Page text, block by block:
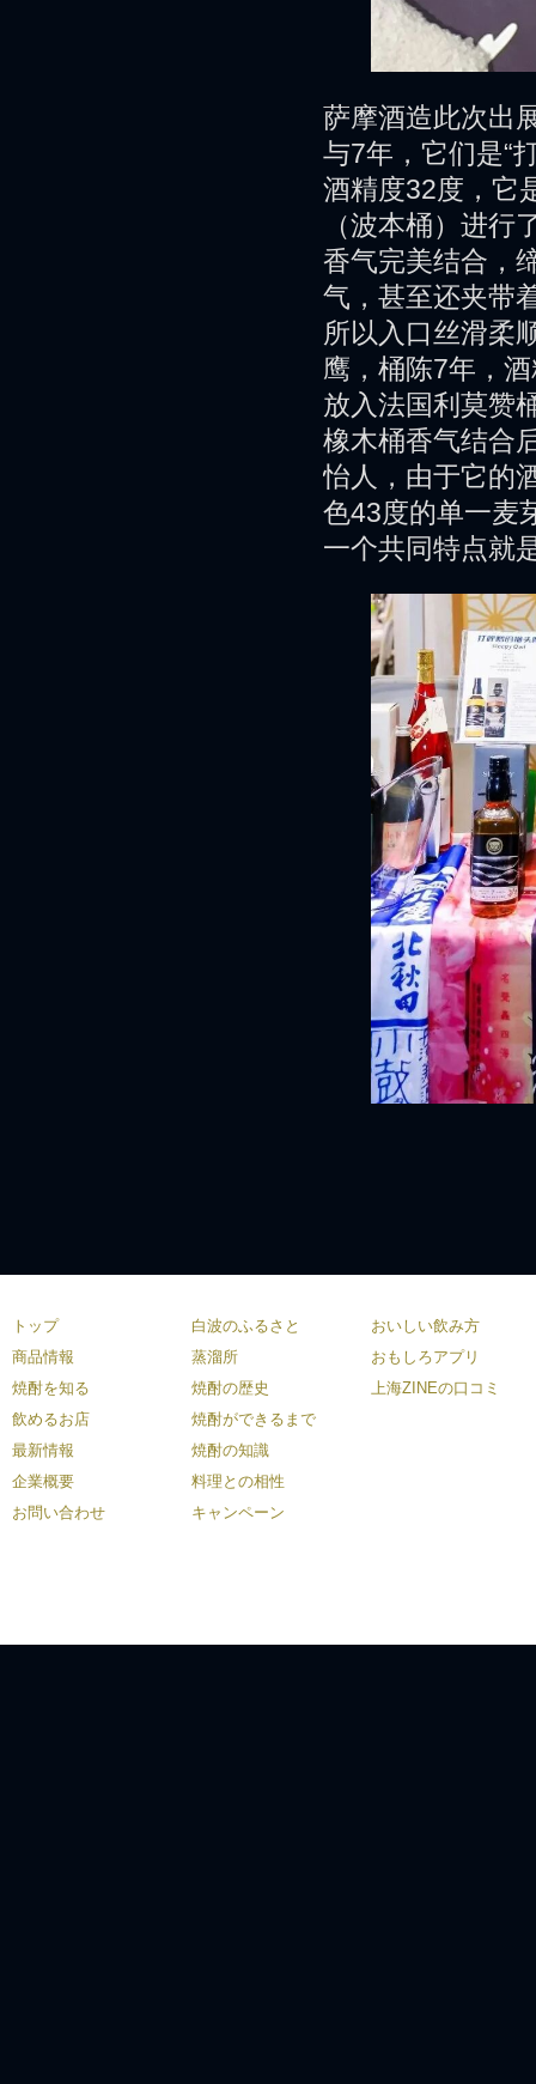
萨摩酒造此次出
与7年，它们是“
酒精度32度，它
（波本桶）进
香气完美结合，
气，甚至还夹带
所以入口丝滑柔
鹰，桶陈7年，
放入法国利莫赞
橡木桶香气结合
怡人，由于它的
色43度的单一麦
一个共同特点就
トップ
商品情報
焼酎を知る
飲めるお店
最新情報
企業概要
お問い合わせ
白波のふるさと
蒸溜所
焼酎の歴史
焼酎ができるまで
焼酎の知識
料理との相性
キャンペーン
おいしい飲み方
おもしろアプリ
上海ZINEの口コミ